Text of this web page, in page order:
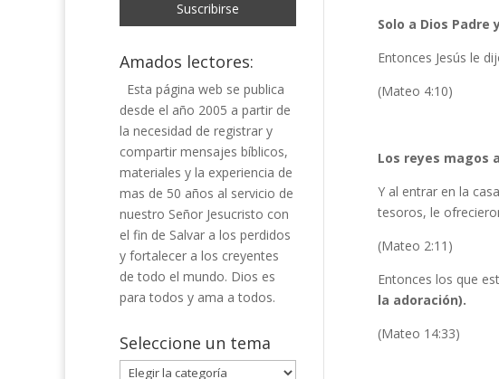
Solo a Dios Padre
Entonces Jesús le
(Mateo 4:10)
Los reyes magos
Y al entrar en la
tesoros, le
(Mateo 2:11)
Entonces los que
la adoración).
(Mateo 14:33)
Amados lectores:
Esta página web se publica
desde el año 2005 a partir de
la necesidad de registrar y
compartir mensajes bíblicos,
materiales y la experiencia de
mas de 50 años al servicio de
nuestro Señor Jesucristo con
el fin de Salvar a los perdidos
y fortalecer a los creyentes
de todo el mundo. Dios es
para todos y ama a todos.
Seleccione un tema
Seleccione